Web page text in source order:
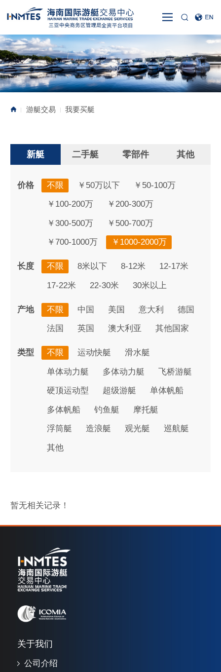
| 游艇交易 | 我要买艇
新艇 二手艇 零部件 其他
价格 不限 ￥50万以下 ￥50-100万
￥100-200万 ￥200-300万
￥300-500万 ￥500-700万
￥700-1000万 ￥1000-2000万
长度 不限 8米以下 8-12米 12-17米
17-22米 22-30米 30米以上
产地 不限 中国 美国 意大利 德国
法国 英国 澳大利亚 其他国家
类型 不限 运动快艇 滑水艇
单体动力艇 多体动力艇 飞桥游艇
硬顶运动型 超级游艇 单体帆船
多体帆船 钓鱼艇 摩托艇
浮筒艇 造浪艇 观光艇 巡航艇
其他
暂无相关记录！
关于我们
公司介绍